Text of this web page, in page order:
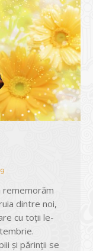
rememorăm
dintre noi,
cu toţii le-
şi părinţii se